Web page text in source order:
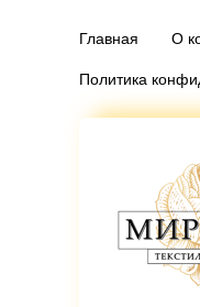
Главная О
Политика